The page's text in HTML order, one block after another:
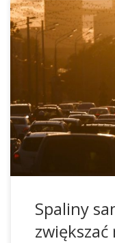
W związku z
SMOGIEM,
Ludzie mieszkający
ulicy są, według
zwiększone ryzyko
to
czy Stwardnienia
Spaliny